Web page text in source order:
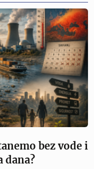
bez vode i
dana?